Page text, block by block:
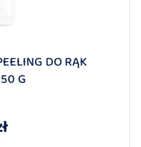
DO RĄK
G